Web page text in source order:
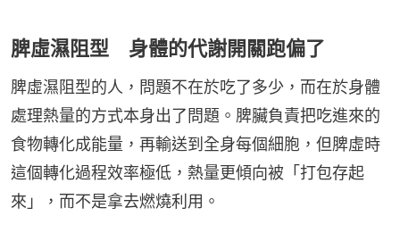
脾虛濕阻型 身體的代謝開關跑偏了
脾虛濕阻型的人，問題不在於吃了多少，而在於身體
處理熱量的方式本身出了問題。脾臟負責把吃進來的
食物轉化成能量，再輸送到全身每個細胞，但脾虛時
這個轉化過程效率極低，熱量更傾向被「打包存起
來」，而不是拿去燃燒利用。